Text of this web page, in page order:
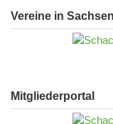
Vereine in Sachsen
Mitgliederportal